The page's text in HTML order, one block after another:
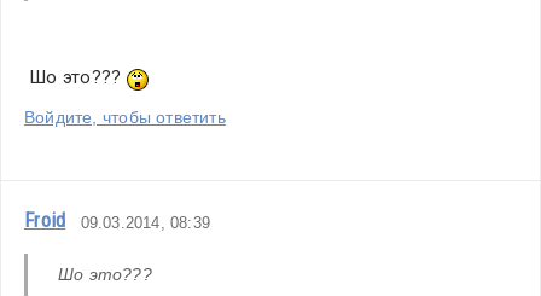
Шо это???
Войдите, чтобы ответить
Froid 09.03.2014, 08:39
Шо это???